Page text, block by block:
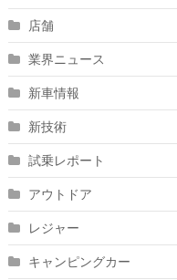
店舗
業界ニュース
新車情報
新技術
試乗レポート
アウトドア
レジャー
キャンピングカー